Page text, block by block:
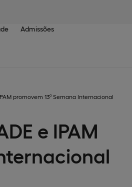
Admissões
promovem 13ª Semana Internacional
e IPAM